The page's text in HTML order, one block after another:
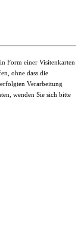
Form einer Visitenkarten
ohne dass die
Verarbeitung
wenden Sie sich bitte